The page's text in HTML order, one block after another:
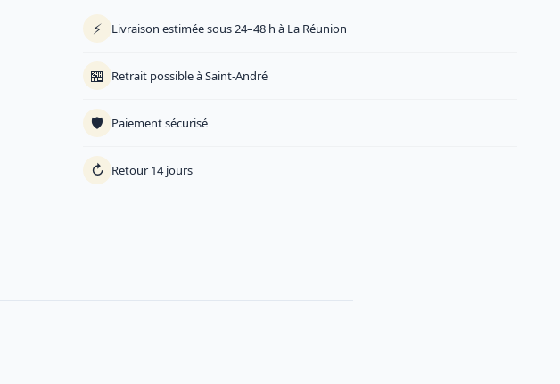
⚡ Livraison estimée sous 24–48 h à La Réunion
🏪 Retrait possible à Saint-André
🛡️ Paiement sécurisé
↻ Retour 14 jours